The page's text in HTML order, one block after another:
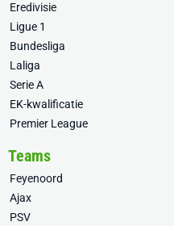
Eredivisie
Ligue 1
Bundesliga
Laliga
Serie A
EK-kwalificatie
Premier League
Teams
Feyenoord
Ajax
PSV